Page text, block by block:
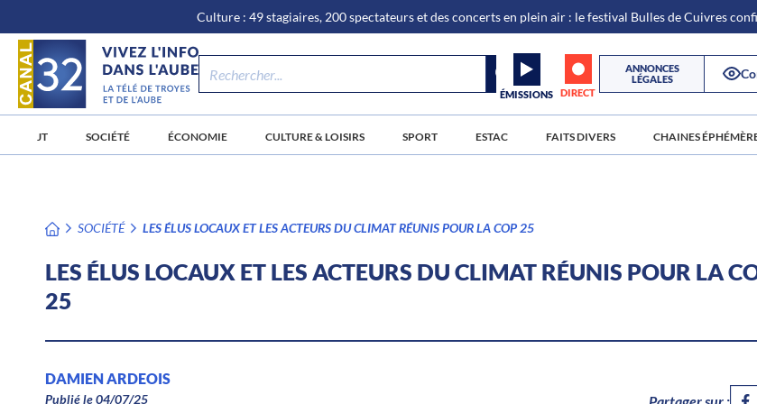
au
contenu
Culture : 49 stagiaires, 200 spectateurs et des concerts en plein air : le festival Bulles de Cuivres
ÉMISSIONS DIRECT
ANNONCES
LÉGALES
JT SOCIÉTÉ ÉCONOMIE CULTURE & LOISIRS SPORT ESTAC FAITS DIVERS CHAINES
SOCIÉTÉ LES ÉLUS LOCAUX ET LES ACTEURS DU CLIMAT RÉUNIS POUR LA COP 25
LES ÉLUS LOCAUX ET LES ACTEURS DU CLIMAT RÉUNIS POUR LA
25
DAMIEN ARDEOIS
Publié le 04/07/25